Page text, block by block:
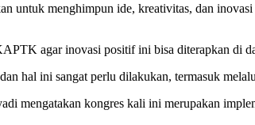
untuk menghimpun ide, kreativitas, dan
agar inovasi positif ini bisa diterapkan di
hal ini sangat perlu dilakukan, termasuk
mengatakan kongres kali ini merupakan